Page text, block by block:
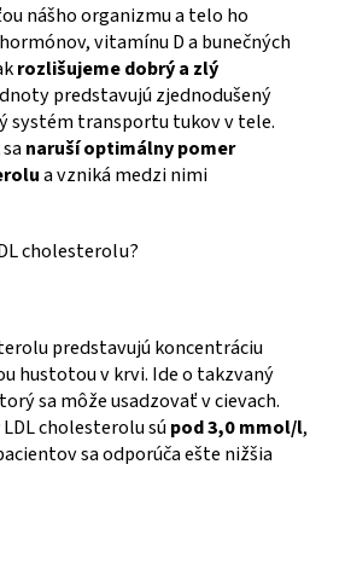
nášho organizmu a telo ho
vitamínu D a bunečných
rozlišujeme dobrý a zlý
predstavujú zjednodušený
systém transportu tukov v tele.
naruší optimálny pomer
a vzniká medzi nimi
cholesterolu?
predstavujú koncentráciu
hustotou v krvi. Ide o takzvaný
sa môže usadzovať v cievach.
LDL cholesterolu súpod 3,0 mmol/l,
sa odporúča ešte nižšia